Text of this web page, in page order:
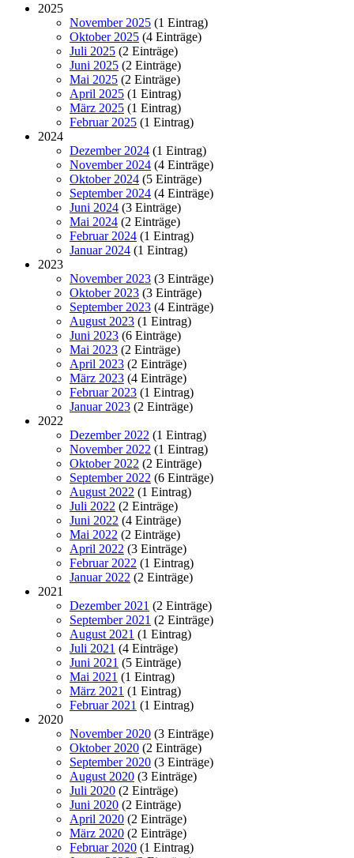
2025
November 2025 (1 Eintrag)
Oktober 2025 (4 Einträge)
Juli 2025 (2 Einträge)
Juni 2025 (2 Einträge)
Mai 2025 (2 Einträge)
April 2025 (1 Eintrag)
März 2025 (1 Eintrag)
Februar 2025 (1 Eintrag)
2024
Dezember 2024 (1 Eintrag)
November 2024 (4 Einträge)
Oktober 2024 (5 Einträge)
September 2024 (4 Einträge)
Juni 2024 (3 Einträge)
Mai 2024 (2 Einträge)
Februar 2024 (1 Eintrag)
Januar 2024 (1 Eintrag)
2023
November 2023 (3 Einträge)
Oktober 2023 (3 Einträge)
September 2023 (4 Einträge)
August 2023 (1 Eintrag)
Juni 2023 (6 Einträge)
Mai 2023 (2 Einträge)
April 2023 (2 Einträge)
März 2023 (4 Einträge)
Februar 2023 (1 Eintrag)
Januar 2023 (2 Einträge)
2022
Dezember 2022 (1 Eintrag)
November 2022 (1 Eintrag)
Oktober 2022 (2 Einträge)
September 2022 (6 Einträge)
August 2022 (1 Eintrag)
Juli 2022 (2 Einträge)
Juni 2022 (4 Einträge)
Mai 2022 (2 Einträge)
April 2022 (3 Einträge)
Februar 2022 (1 Eintrag)
Januar 2022 (2 Einträge)
2021
Dezember 2021 (2 Einträge)
September 2021 (2 Einträge)
August 2021 (1 Eintrag)
Juli 2021 (4 Einträge)
Juni 2021 (5 Einträge)
Mai 2021 (1 Eintrag)
März 2021 (1 Eintrag)
Februar 2021 (1 Eintrag)
2020
November 2020 (3 Einträge)
Oktober 2020 (2 Einträge)
September 2020 (3 Einträge)
August 2020 (3 Einträge)
Juli 2020 (2 Einträge)
Juni 2020 (2 Einträge)
April 2020 (2 Einträge)
März 2020 (2 Einträge)
Februar 2020 (1 Eintrag)